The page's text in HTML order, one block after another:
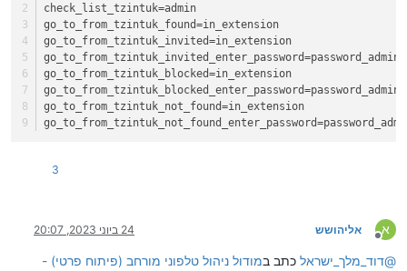
check_list_tzintuk=admin
go_to_from_tzintuk_found=in_extension
go_to_from_tzintuk_invited=in_extension
go_to_from_tzintuk_invited_enter_password=password_admin
go_to_from_tzintuk_blocked=in_extension
go_to_from_tzintuk_blocked_enter_password=password_admin
go_to_from_tzintuk_not_found=in_extension
go_to_from_tzintuk_not_found_enter_password
3
א
מנותק
אליהושש 24 ביוני 2023, 20:07
@דוד_מלך_ישראל כתב במודול ניהול טלפוני מורחב (פיתוח פרטי) -